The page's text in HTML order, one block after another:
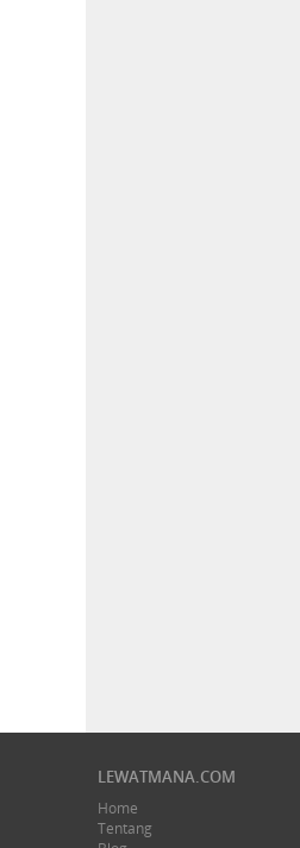
LEWATMANA.COM
Home
Tentang